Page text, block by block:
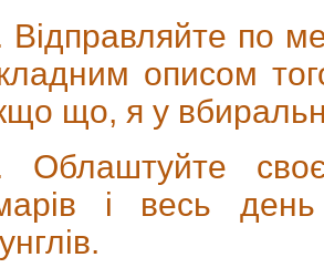
Відправляйте по
описом
що, я у
Облаштуйте
і весь